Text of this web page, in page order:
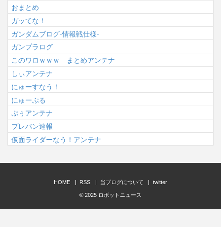
おまとめ
ガッてな！
ガンダムブログ-情報戦仕様-
ガンプラログ
このワロｗｗｗ まとめアンテナ
しぃアンテナ
にゅーすなう！
にゅーぷる
ぷぅアンテナ
プレバン速報
仮面ライダーなう！アンテナ
HOME RSS 当ブログについて twitter
© 2025 ロボットニュース